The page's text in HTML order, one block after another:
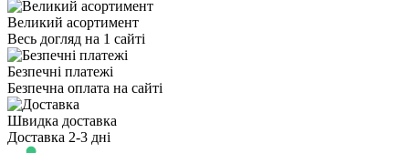
Великий асортимент
Весь догляд на 1 сайті
Безпечні платежі
Безпечна оплата на сайті
Швидка доставка
Доставка 2-3 дні